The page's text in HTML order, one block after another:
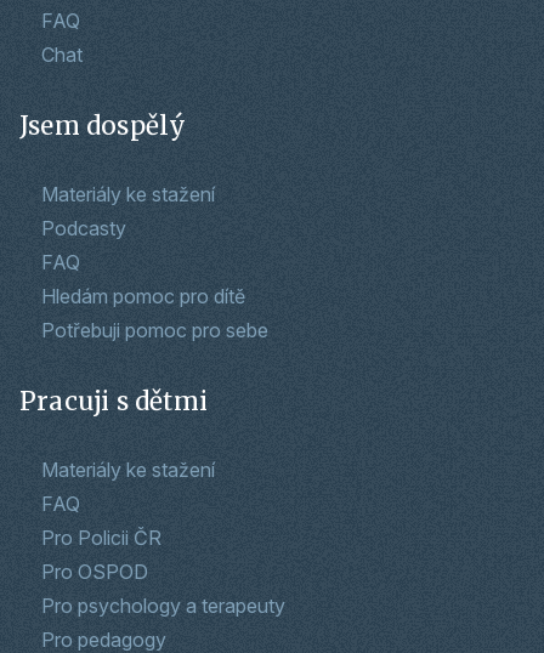
FAQ
Chat
Jsem dospělý
Materiály ke stažení
Podcasty
FAQ
Hledám pomoc pro dítě
Potřebuji pomoc pro sebe
Pracuji s dětmi
Materiály ke stažení
FAQ
Pro Policii ČR
Pro OSPOD
Pro psychology a terapeuty
Pro pedagogy